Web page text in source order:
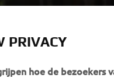
PRIVACY
hoe de bezoekers